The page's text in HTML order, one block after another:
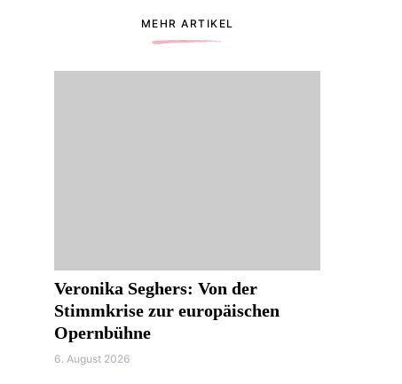
MEHR ARTIKEL
Veronika Seghers: Von der
Stimmkrise zur europäischen
Opernbühne
6. August 2026